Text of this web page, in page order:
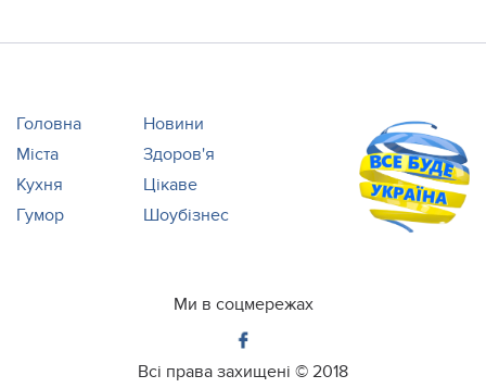
Головна
Новини
Міста
Здоров'я
Кухня
Цікаве
Гумор
Шоубізнес
Ми в соцмережах
Всі права захищені © 2018